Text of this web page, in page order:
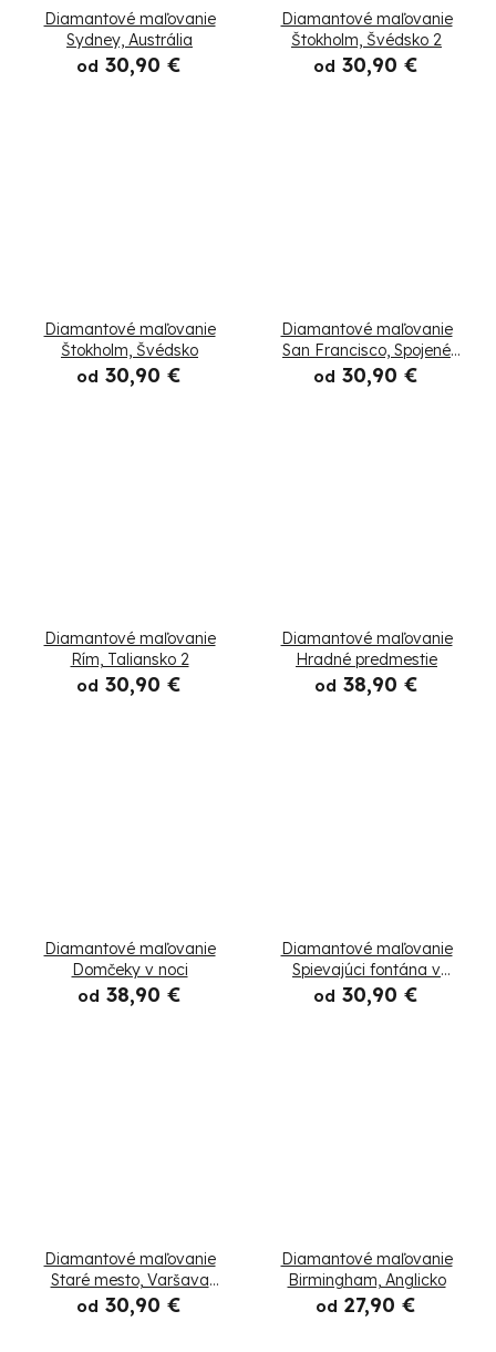
Diamantové maľovanie
Sydney, Austrália
od 30,90 €
Diamantové maľovanie
Štokholm, Švédsko 2
od 30,90 €
Diamantové maľovanie
Štokholm, Švédsko
od 30,90 €
Diamantové maľovanie
San Francisco, Spojené
štáty
od 30,90 €
Diamantové maľovanie
Rím, Taliansko 2
od 30,90 €
Diamantové maľovanie
Hradné predmestie
od 38,90 €
Diamantové maľovanie
Domčeky v noci
od 38,90 €
Diamantové maľovanie
Spievajúci fontána v
Košiciach
od 30,90 €
Diamantové maľovanie
Staré mesto, Varšava
ulička
od 30,90 €
Diamantové maľovanie
Birmingham, Anglicko
od 27,90 €